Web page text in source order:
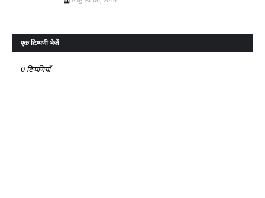
एक टिप्पणी भेजें
0 टिप्पणियाँ